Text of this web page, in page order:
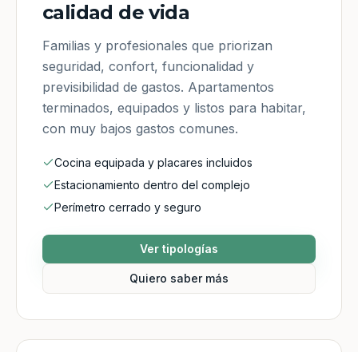
calidad de vida
Familias y profesionales que priorizan
seguridad, confort, funcionalidad y
previsibilidad de gastos. Apartamentos
terminados, equipados y listos para habitar,
con muy bajos gastos comunes.
Cocina equipada y placares incluidos
Estacionamiento dentro del complejo
Perímetro cerrado y seguro
Ver tipologías
Quiero saber más